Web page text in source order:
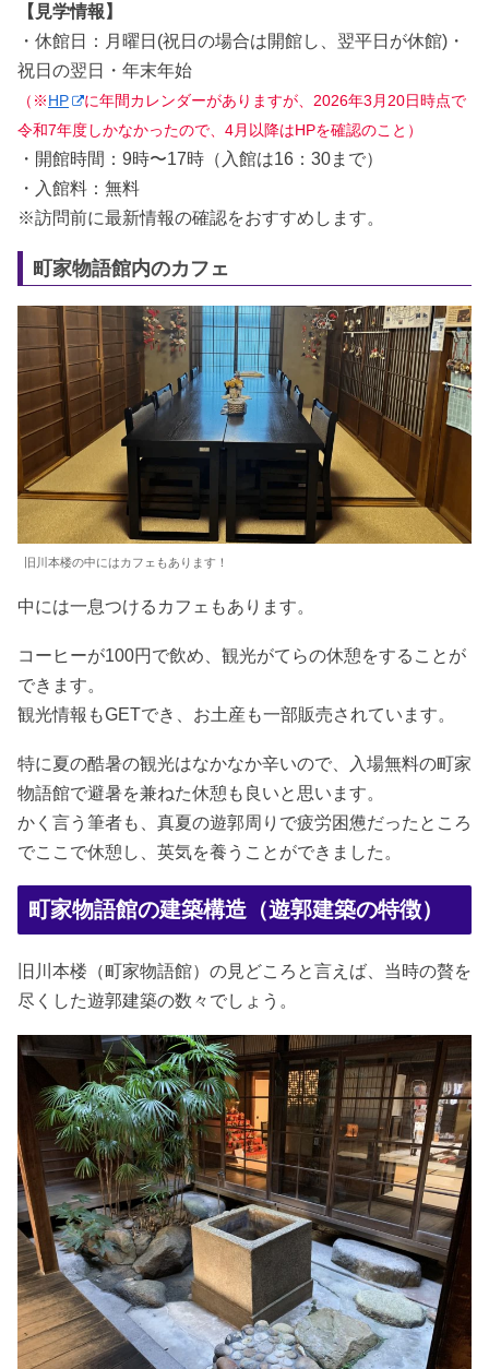
【見学情報】
・休館日：月曜日(祝日の場合は開館し、翌平日が休館)・
祝日の翌日・年末年始
（※HP
に年間カレンダーがありますが、2026年3月20日時点で
令和7年度しかなかったので、4月以降はHPを確認のこと）
・開館時間：9時〜17時（入館は16：30まで）
・入館料：無料
※訪問前に最新情報の確認をおすすめします。
町家物語館内のカフェ
旧川本楼の中にはカフェもあります！
中には一息つけるカフェもあります。
コーヒーが100円で飲め、観光がてらの休憩をすることが
できます。
観光情報もGETでき、お土産も一部販売されています。
特に夏の酷暑の観光はなかなか辛いので、入場無料の町家
物語館で避暑を兼ねた休憩も良いと思います。
かく言う筆者も、真夏の遊郭周りで疲労困憊だったところ
でここで休憩し、英気を養うことができました。
町家物語館の建築構造（遊郭建築の特徴）
旧川本楼（町家物語館）の見どころと言えば、当時の贅を
尽くした遊郭建築の数々でしょう。